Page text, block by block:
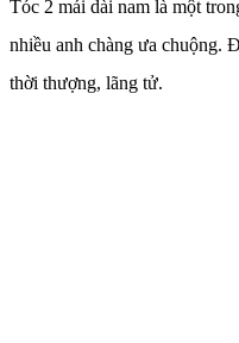
Tóc 2 mái dài nam là một
nhiều anh chàng ưa chuộng.
thời thượng, lãng tử.